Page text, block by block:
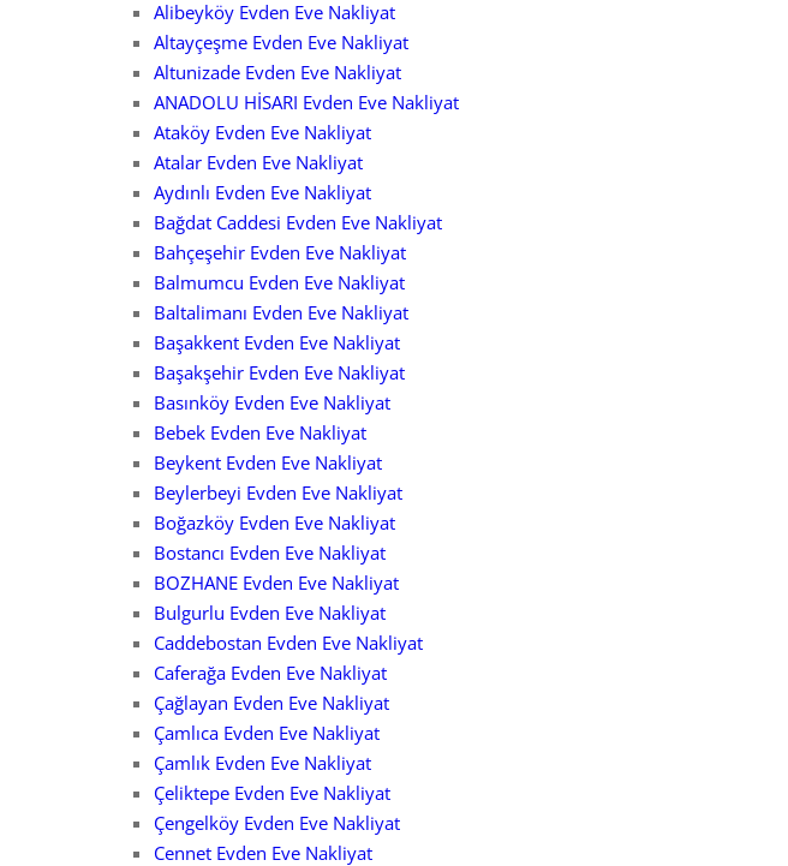
Alibeyköy Evden Eve Nakliyat
Altayçeşme Evden Eve Nakliyat
Altunizade Evden Eve Nakliyat
ANADOLU HİSARI Evden Eve Nakliyat
Ataköy Evden Eve Nakliyat
Atalar Evden Eve Nakliyat
Aydınlı Evden Eve Nakliyat
Bağdat Caddesi Evden Eve Nakliyat
Bahçeşehir Evden Eve Nakliyat
Balmumcu Evden Eve Nakliyat
Baltalimanı Evden Eve Nakliyat
Başakkent Evden Eve Nakliyat
Başakşehir Evden Eve Nakliyat
Basınköy Evden Eve Nakliyat
Bebek Evden Eve Nakliyat
Beykent Evden Eve Nakliyat
Beylerbeyi Evden Eve Nakliyat
Boğazköy Evden Eve Nakliyat
Bostancı Evden Eve Nakliyat
BOZHANE Evden Eve Nakliyat
Bulgurlu Evden Eve Nakliyat
Caddebostan Evden Eve Nakliyat
Caferağa Evden Eve Nakliyat
Çağlayan Evden Eve Nakliyat
Çamlıca Evden Eve Nakliyat
Çamlık Evden Eve Nakliyat
Çeliktepe Evden Eve Nakliyat
Çengelköy Evden Eve Nakliyat
Cennet Evden Eve Nakliyat